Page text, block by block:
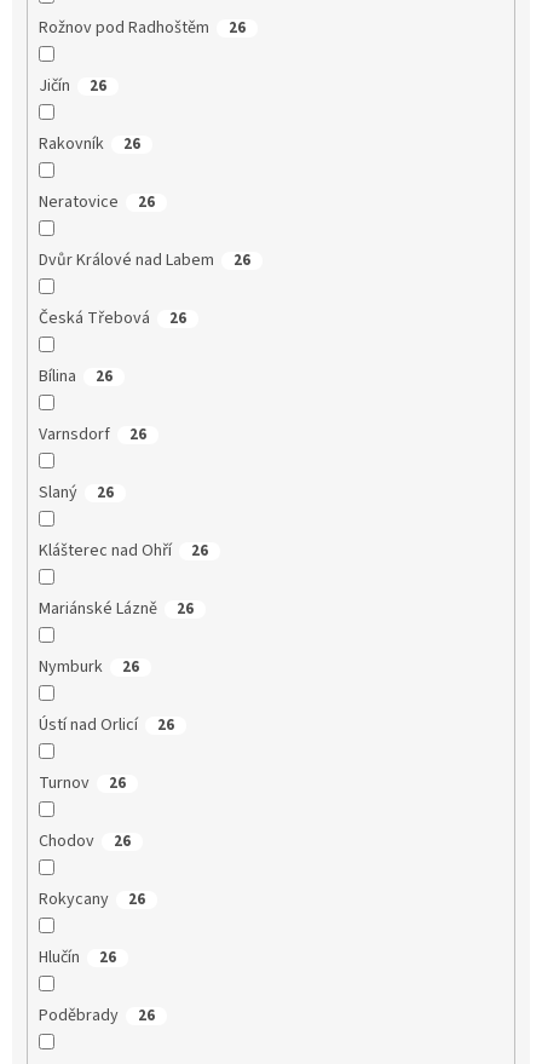
Rožnov pod Radhoštěm 26
Jičín 26
Rakovník 26
Neratovice 26
Dvůr Králové nad Labem 26
Česká Třebová 26
Bílina 26
Varnsdorf 26
Slaný 26
Klášterec nad Ohří 26
Mariánské Lázně 26
Nymburk 26
Ústí nad Orlicí 26
Turnov 26
Chodov 26
Rokycany 26
Hlučín 26
Poděbrady 26